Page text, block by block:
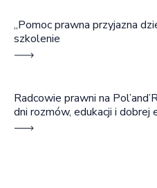
„Pomoc prawna przyjazna
szkolenie
Radcowie prawni na
dni rozmów, edukacji i dobrej